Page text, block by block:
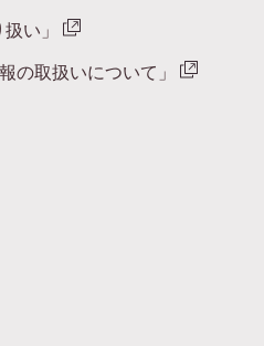
い」
の取扱いについて」